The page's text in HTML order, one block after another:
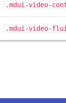
.mdui-video-
.mdui-video-